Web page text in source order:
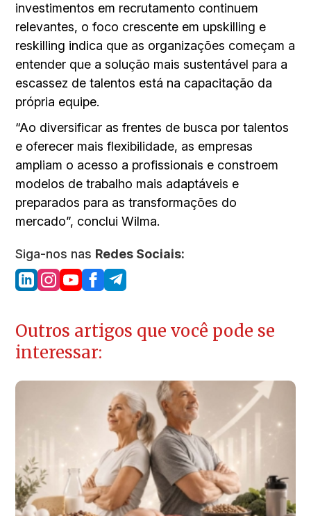
investimentos em recrutamento continuem
relevantes, o foco crescente em upskilling e
reskilling indica que as organizações começam a
entender que a solução mais sustentável para a
escassez de talentos está na capacitação da
própria equipe.
“Ao diversificar as frentes de busca por talentos
e oferecer mais flexibilidade, as empresas
ampliam o acesso a profissionais e constroem
modelos de trabalho mais adaptáveis e
preparados para as transformações do
mercado”, conclui Wilma.
Siga-nos nas Redes Sociais:
Outros artigos que você pode se
interessar: